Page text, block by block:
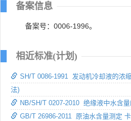
备案信息
备案号：0006-1996。
相近标准(计划)
SH/T 0086-1991 发动机冷却液的浓
法)
NB/SH/T 0207-2010 绝缘液中水含
GB/T 26986-2011 原油水含量测定